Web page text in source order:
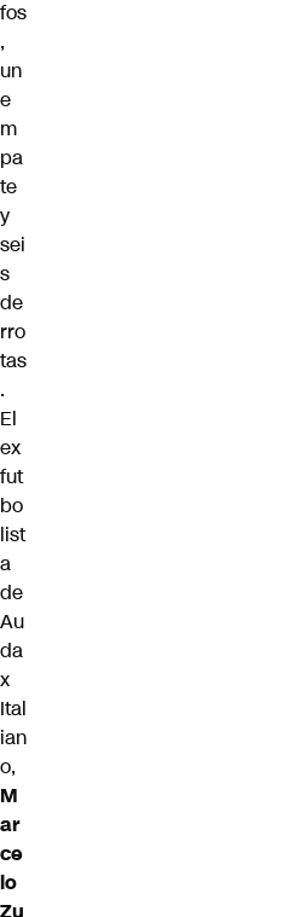
fos
,
un
e
m
pa
te
y
sei
s
de
rro
tas
.
El
ex
fut
bo
list
a
de
Au
da
x
Ital
ian
o,
M
ar
ce
lo
Zu